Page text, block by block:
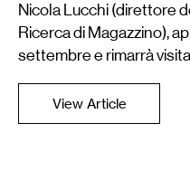
Nicola Lucchi (direttore
Ricerca di Magazzino),
settembre e rimarrà
View Article